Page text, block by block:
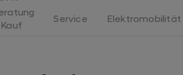
Service
Elektromobilität